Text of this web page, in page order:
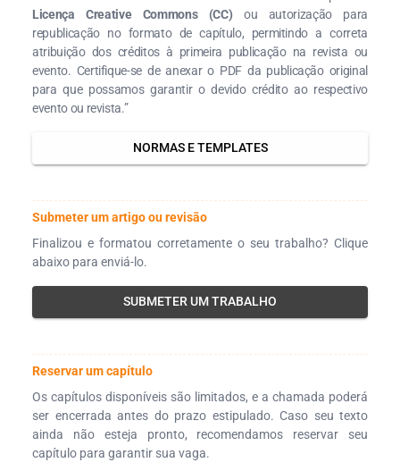
Licença Creative Commons (CC) ou autorização para
republicação no formato de capítulo, permitindo a correta
atribuição dos créditos à primeira publicação na revista ou
evento. Certifique-se de anexar o PDF da publicação original
para que possamos garantir o devido crédito ao respectivo
evento ou revista.”
NORMAS E TEMPLATES
Submeter um artigo ou revisão
Finalizou e formatou corretamente o seu trabalho? Clique
abaixo para enviá-lo.
SUBMETER UM TRABALHO
Reservar um capítulo
Os capítulos disponíveis são limitados, e a chamada poderá
ser encerrada antes do prazo estipulado. Caso seu texto
ainda não esteja pronto, recomendamos reservar seu
capítulo para garantir sua vaga.